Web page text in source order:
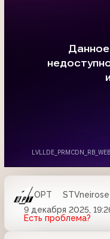
ОРТ
9 декабря 2025,
Есть проблема?